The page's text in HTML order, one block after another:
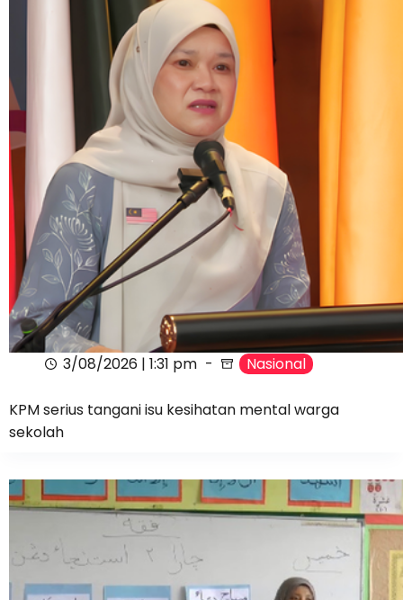
3/08/2026 | 1:31 pm Nasional
KPM serius tangani isu kesihatan mental warga
sekolah